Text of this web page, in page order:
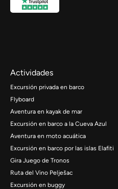
Actividades
Excursión privada en barco
Flyboard
Aventura en kayak de mar
Excursión en barco a la Cueva Azul
Aventura en moto acuática
Excursión en barco por las islas Elafiti
Gira Juego de Tronos
Ruta del Vino Pelješac
Excursión en buggy